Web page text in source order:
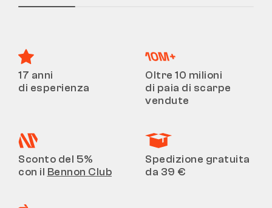
17 anni
di esperienza
Oltre 10 milioni
di paia di scarpe
vendute
Sconto del 5%
con il Bennon Club
Spedizione gratuita
da 39 €